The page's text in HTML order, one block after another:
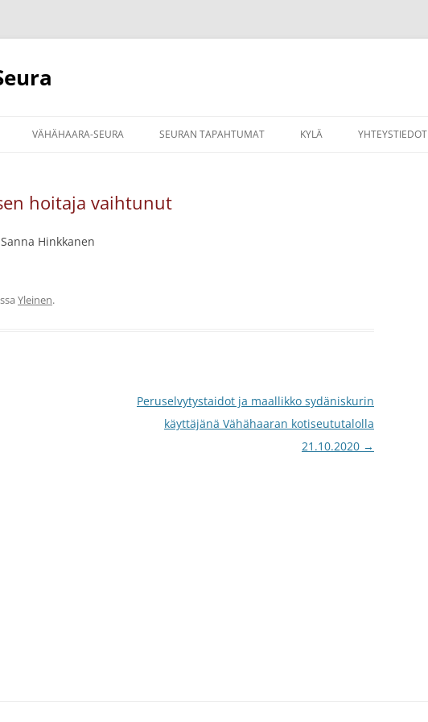
VÄHÄHAARA-SEURA
JOHTOKUNTA
VÄHÄHAARA-SEURAN JÄSENYYS
SEURAN TAPAHTUMAT KYLÄ YHTEYSTIEDOT
hoitaja vaihtunut
Hinkkanen
Yleinen.
Peruselvytystaidot ja maallikko sydäniskurin
käyttäjänä Vähähaaran kotiseututalolla
21.10.2020 →